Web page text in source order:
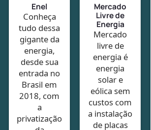
Enel
Conheça
tudo dessa
gigante da
energia,
desde sua
entrada no
Brasil em
2018, com
a
privatização
Mercado
Livre de
Energia
Mercado
livre de
energia é
energia
solar e
eólica sem
custos com
a instalação
de placas